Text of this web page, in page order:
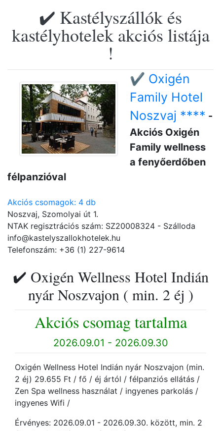
✔️ Kastélyszállók és
kastélyhotelek akciós listája
!
✔️ Oxigén
Family Hotel
Noszvaj **** -
Akciós Oxigén
Family wellness
a fenyőerdőben
félpanzióval
Akciós csomagok: 4 db
Noszvaj, Szomolyai út 1.
NTAK regisztrációs szám: SZ20008324 - Szálloda
info@kastelyszallokhotelek.hu
Telefonszám: +36 (1) 227-9614
✔️ Oxigén Wellness Hotel Indián
nyár Noszvajon ( min. 2 éj )
Akciós csomag tartalma
2026.09.01 - 2026.09.30
Oxigén Wellness Hotel Indián nyár Noszvajon (min.
2 éj) 29.655 Ft / fő / éj ártól / félpanziós ellátás /
Zen Spa wellness használat / ingyenes parkolás /
ingyenes Wifi /
Érvényes: 2026.09.01 - 2026.09.30. között, min. 2